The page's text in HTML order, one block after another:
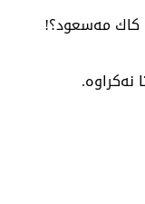
كاك مه‌سعود؟!
نه‌كراوه‌.